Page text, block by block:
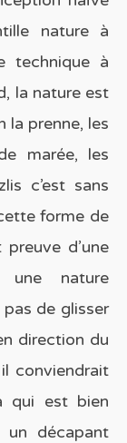
nature à
technique à
la nature est
la prenne, les
marée, les
c’est sans
forme de
d’une
une nature
de glisser
direction du
conviendrait
qui est bien
décapant